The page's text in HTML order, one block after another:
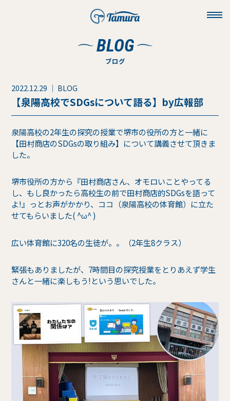
BLOG
ブログ
2022.12.29 ｜ BLOG
【泉陽高校でSDGsについて語る】by広報部
泉陽高校の2年生の探究の授業で堺市の役所の方と一緒に
【田村商店のSDGsの取り組み】について講義させて頂きま
した。
堺市役所の方から『田村商店さん、オモロいことやってる
し、もし良かったら高校生の前で田村商店的SDGsを語って
よ!』っとお声がかかり、ココ（泉陽高校の体育館）に立た
せてもらいました( ^ω^ )
広い体育館に320名の生徒が。。（2年生8クラス）
緊張もありましたが、7時間目の探究授業をとりあえず学生
さんと一緒に楽しもう!という思いでした。